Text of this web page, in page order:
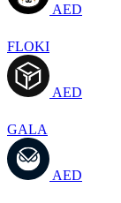
AED
FLOKI
AED
GALA
AED